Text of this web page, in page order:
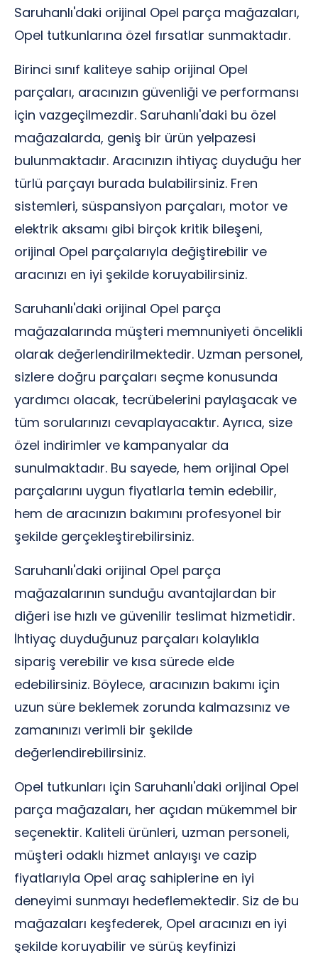
Saruhanlı'daki orijinal Opel parça mağazaları,
Opel tutkunlarına özel fırsatlar sunmaktadır.
Birinci sınıf kaliteye sahip orijinal Opel
parçaları, aracınızın güvenliği ve performansı
için vazgeçilmezdir. Saruhanlı'daki bu özel
mağazalarda, geniş bir ürün yelpazesi
bulunmaktadır. Aracınızın ihtiyaç duyduğu her
türlü parçayı burada bulabilirsiniz. Fren
sistemleri, süspansiyon parçaları, motor ve
elektrik aksamı gibi birçok kritik bileşeni,
orijinal Opel parçalarıyla değiştirebilir ve
aracınızı en iyi şekilde koruyabilirsiniz.
Saruhanlı'daki orijinal Opel parça
mağazalarında müşteri memnuniyeti öncelikli
olarak değerlendirilmektedir. Uzman personel,
sizlere doğru parçaları seçme konusunda
yardımcı olacak, tecrübelerini paylaşacak ve
tüm sorularınızı cevaplayacaktır. Ayrıca, size
özel indirimler ve kampanyalar da
sunulmaktadır. Bu sayede, hem orijinal Opel
parçalarını uygun fiyatlarla temin edebilir,
hem de aracınızın bakımını profesyonel bir
şekilde gerçekleştirebilirsiniz.
Saruhanlı'daki orijinal Opel parça
mağazalarının sunduğu avantajlardan bir
diğeri ise hızlı ve güvenilir teslimat hizmetidir.
İhtiyaç duyduğunuz parçaları kolaylıkla
sipariş verebilir ve kısa sürede elde
edebilirsiniz. Böylece, aracınızın bakımı için
uzun süre beklemek zorunda kalmazsınız ve
zamanınızı verimli bir şekilde
değerlendirebilirsiniz.
Opel tutkunları için Saruhanlı'daki orijinal Opel
parça mağazaları, her açıdan mükemmel bir
seçenektir. Kaliteli ürünleri, uzman personeli,
müşteri odaklı hizmet anlayışı ve cazip
fiyatlarıyla Opel araç sahiplerine en iyi
deneyimi sunmayı hedeflemektedir. Siz de bu
mağazaları keşfederek, Opel aracınızı en iyi
şekilde koruyabilir ve sürüş keyfinizi